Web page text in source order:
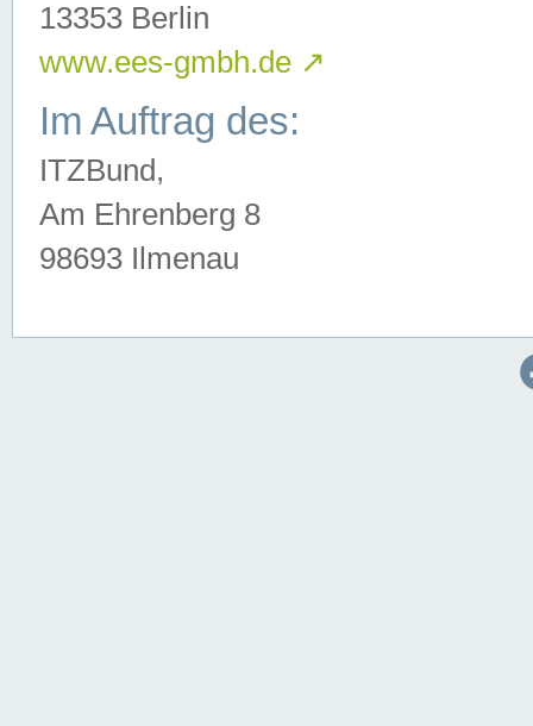
13353 Berlin
www.ees-gmbh.de ↗
Im Auftrag des:
ITZBund,
Am Ehrenberg 8
98693 Ilmenau